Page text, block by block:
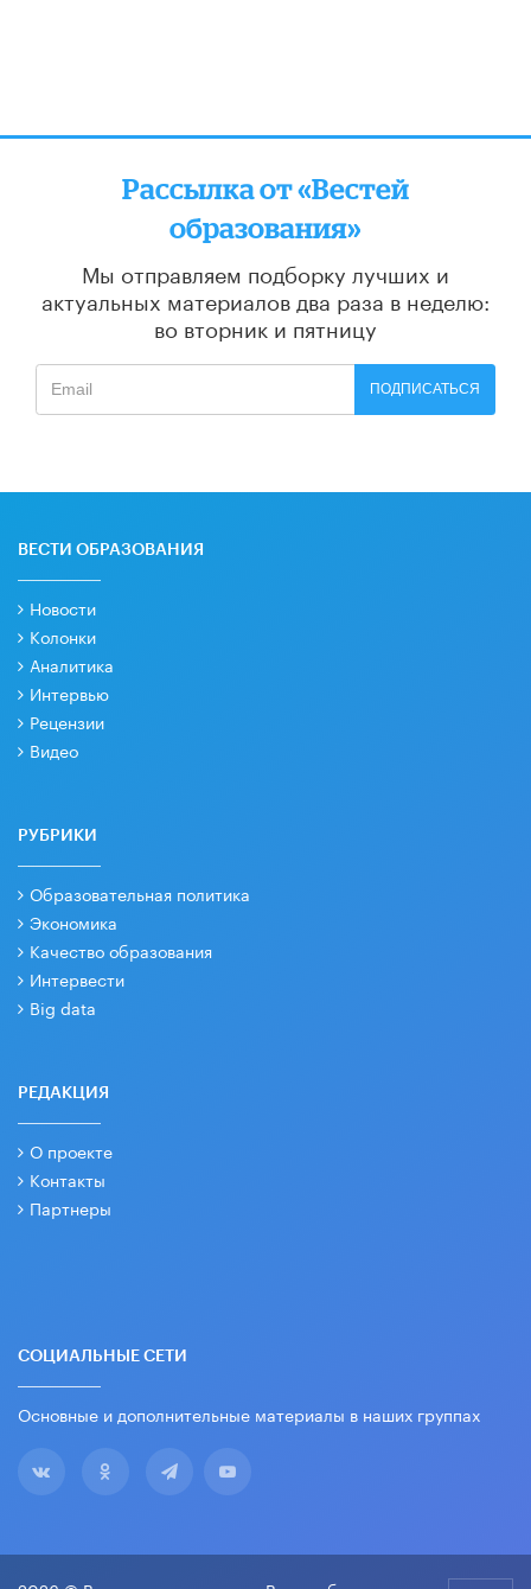
Рассылка от «Вестей
образования»
Мы отправляем подборку лучших и
актуальных материалов два раза в неделю:
во вторник и пятницу
ПОДПИСАТЬСЯ
ВЕСТИ ОБРАЗОВАНИЯ
Новости
Колонки
Аналитика
Интервью
Рецензии
Видео
РУБРИКИ
Образовательная политика
Экономика
Качество образования
Интервести
Big data
РЕДАКЦИЯ
О проекте
Контакты
Партнеры
СОЦИАЛЬНЫЕ СЕТИ
Основные и дополнительные материалы в наших группах